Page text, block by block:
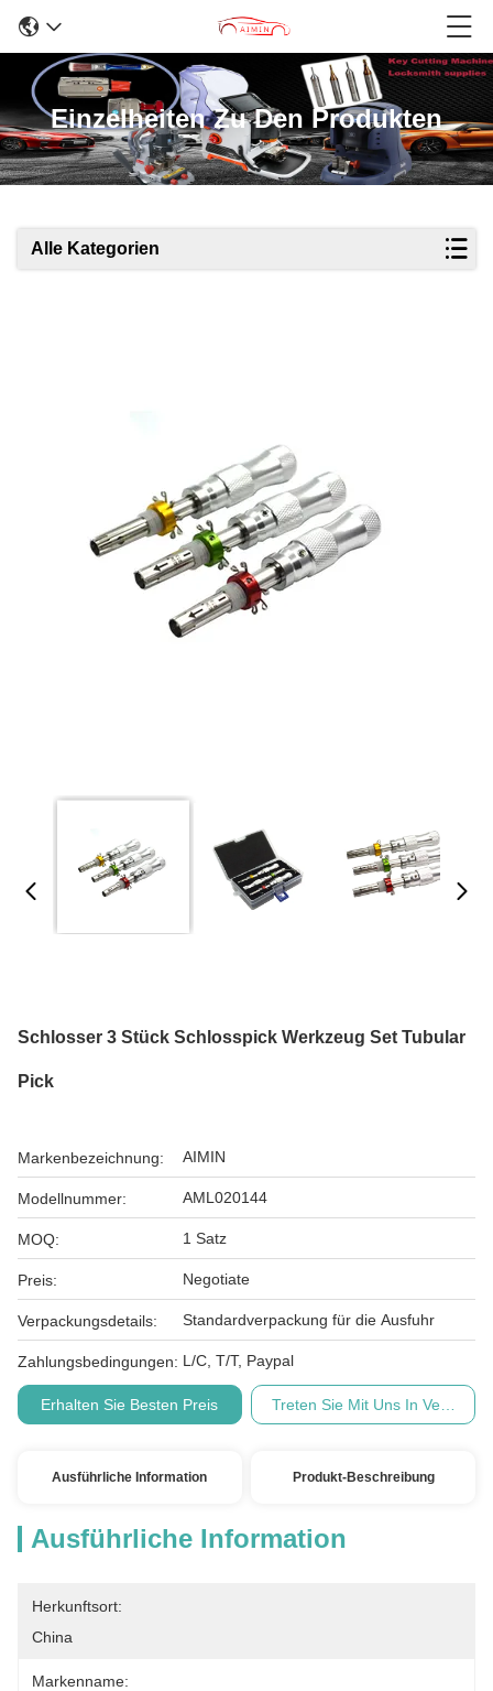
Einzelheiten Zu Den Produkten
Alle Kategorien
Schlosser 3 Stück Schlosspick Werkzeug Set Tubular
Pick
Markenbezeichnung: AIMIN
Modellnummer: AML020144
MOQ: 1 Satz
Preis: Negotiate
Verpackungsdetails: Standardverpackung für die Ausfuhr
Zahlungsbedingungen: L/C, T/T, Paypal
Erhalten Sie Besten Preis Treten Sie Mit Uns In
Ausführliche Information Produkt-Beschreibung
Ausführliche Information
Herkunftsort:
China
Markenname: